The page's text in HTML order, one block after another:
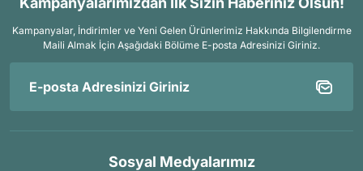
Kampanyalar, İndirimler ve Yeni Gelen Ürünlerimiz Hakkında Bilgilendirme
Maili Almak İçin Aşağıdaki Bölüme E-posta Adresinizi Giriniz.
Sosyal Medyalarımız